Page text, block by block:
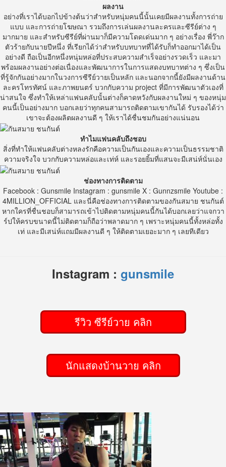
ผลงาน
อย่างที่เราได้บอกไปข้างต้นว่าสำหรับหนุ่มคนนี้นั้นเคยมีผลงานทั้งการถ่าย
แบบ และการถ่ายโฆษณา รวมถึงการเล่นผลงานละครและซีรีย์ต่าง ๆ
มากมาย และสำหรับซีรีย์ที่ผ่านมาก็มีความโดดเด่นมาก ๆ อย่างเรื่อง พี่ว๊าก
ตัวร้ายกับนายปีหนึ่ง ที่เรียกได้ว่าสำหรับบทบาทที่ได้รับก็ทำออกมาได้เป็น
อย่างดี ถือเป็นอีกหนึ่งหนุ่มหล่อที่ประสบความสำเร็จอย่างรวดเร็ว และมา
พร้อมผลงานอย่างต่อเนื่องและพัฒนาการในการแสดงบทบาทต่าง ๆ ซึ่งเป็น
ที่รู้จักกันอย่างมากในวงการซีรีย์วายเป็นหลัก และนอกจากนี้ยังมีผลงานด้าน
ละครโทรทัศน์ และภาพยนตร์ บวกกับความ project ที่มีการพัฒนาตัวเองที่
น่าสนใจ ซึ่งทำให้เหล่าแฟนคลับนั้นต่างก็คาดหวังกับผลงานใหม่ ๆ ของหนุ่ม
คนนี้เป็นอย่างมาก บอกเลยว่าทุกคนสามารถติดตามเขากันได้ รับรองได้ว่า
เขาจะต้องผลิตผลงานดี ๆ ให้เราได้ชื่นชมกันอย่างแน่นอน
ทำไมแฟนคลับถึงชอบ
สิ่งที่ทำให้แฟนคลับต่างหลงรักคือความเป็นกันเองและความเป็นธรรมชาติ
ความจริงใจ บวกกับความหล่อและเท่ห์ และรอยยิ้มที่แสนจะมีเสน่ห์นั่นเอง
ช่องทางการติดตาม
Facebook : Gunsmile Instagram : gunsmile X : Gunnzsmile Youtube :
4MILLION_OFFICIAL และนี่คือช่องทางการติดตามของกันสมาย ชนกันต์
หากใครที่ชื่นชอบก็สามารถเข้าไปติดตามหนุ่มคนนี้กันได้บอกเลยว่าแจกวา
ร์ปให้ครบขนาดนี้ไม่ติดตามก็ถือว่าพลาดมาก ๆ เพราะหนุ่มคนนี้ทั้งหล่อทั้ง
เท่ และมีเสน่ห์แถมมีผลงานดี ๆ ให้ติดตามเยอะมาก ๆ เลยทีเดียว
Instagram : gunsmile
รีวิว ซีรีย์วาย คลิก
นักแสดงบ้านวาย คลิก